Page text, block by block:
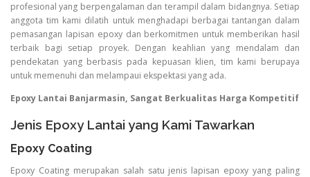
profesional yang berpengalaman dan terampil dalam bidangnya. Setiap
anggota tim kami dilatih untuk menghadapi berbagai tantangan dalam
pemasangan lapisan epoxy dan berkomitmen untuk memberikan hasil
terbaik bagi setiap proyek. Dengan keahlian yang mendalam dan
pendekatan yang berbasis pada kepuasan klien, tim kami berupaya
untuk memenuhi dan melampaui ekspektasi yang ada.
Epoxy Lantai Banjarmasin, Sangat Berkualitas Harga Kompetitif
Jenis Epoxy Lantai yang Kami Tawarkan
Epoxy Coating
Epoxy Coating merupakan salah satu jenis lapisan epoxy yang paling